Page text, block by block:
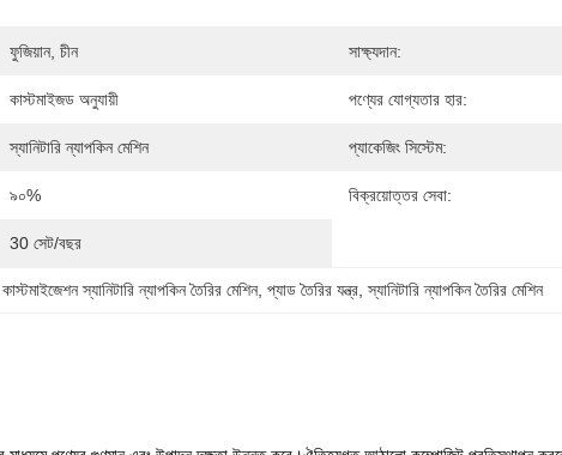
ফুজিয়ান, চীন সাক্ষ্যদান:
কাস্টমাইজড অনুযায়ী পণ্যের যোগ্যতার হার:
স্যানিটারি ন্যাপকিন মেশিন প্যাকেজিং সিস্টেম:
৯০% বিক্রয়োত্তর সেবা:
30 সেট/বছর
কাস্টমাইজেশন স্যানিটারি ন্যাপকিন তৈরির মেশিন, প্যাড তৈরির যন্ত্র , স্যানিটারি ন্যাপকিন তৈরির মেশিন